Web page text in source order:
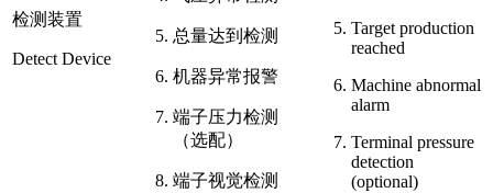
检测装置
Detect Device
总量达到检测
机器异常报警
端子压力检测
（选配）
端子视觉检测
Target production
reached
Machine abnormal
alarm
Terminal pressure
detection
(optional)